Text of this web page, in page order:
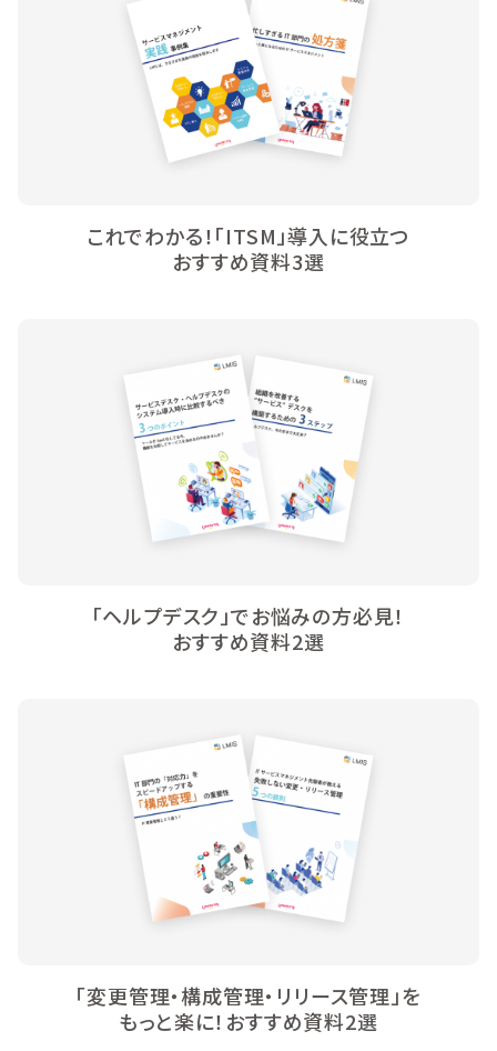
これでわかる！「ITSM」導入に役立つ
おすすめ資料3選
「ヘルプデスク」でお悩みの方必見！
おすすめ資料2選
「変更管理・構成管理・リリース管理」を
もっと楽に！おすすめ資料2選